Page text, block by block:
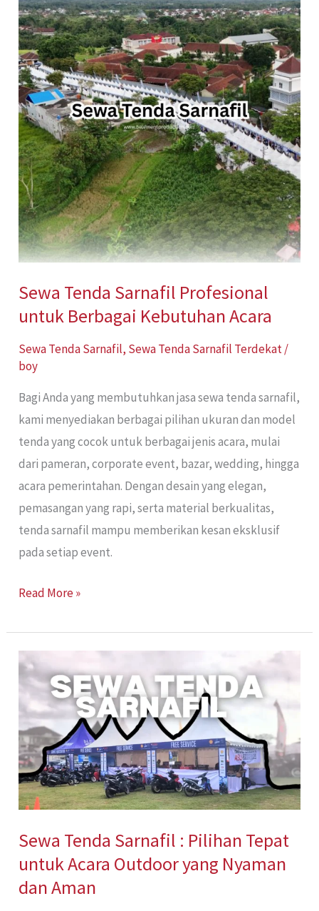
Sewa Tenda Sarnafil Profesional
untuk Berbagai Kebutuhan Acara
Sewa Tenda Sarnafil, Sewa Tenda Sarnafil Terdekat/
boy
Bagi Anda yang membutuhkan jasa sewa tenda sarnafil,
kami menyediakan berbagai pilihan ukuran dan model
tenda yang cocok untuk berbagai jenis acara, mulai
dari pameran, corporate event, bazar, wedding, hingga
acara pemerintahan. Dengan desain yang elegan,
pemasangan yang rapi, serta material berkualitas,
tenda sarnafil mampu memberikan kesan eksklusif
pada setiap event.
Tenda
Sarnafil
Profesional
untuk
Berbagai
Kebutuhan
Acara
Read More »
Sewa Tenda Sarnafil : Pilihan Tepat
untuk Acara Outdoor yang Nyaman
dan Aman
Sewa
Tenda
Sarnafil
:
Pilihan
Tepat
untuk
Outdoor
yang
Nyaman